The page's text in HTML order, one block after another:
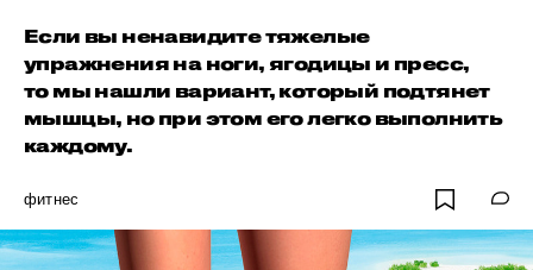
Если вы ненавидите тяжелые
упражнения на ноги, ягодицы и пресс,
то мы нашли вариант, который подтянет
мышцы, но при этом его легко выполнить
каждому.
фитнес